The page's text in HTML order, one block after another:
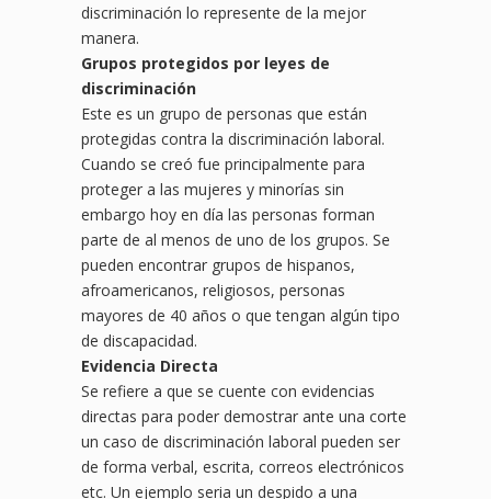
discriminación lo represente de la mejor
manera.
Grupos protegidos por leyes de
discriminación
Este es un grupo de personas que están
protegidas contra la discriminación laboral.
Cuando se creó fue principalmente para
proteger a las mujeres y minorías sin
embargo hoy en día las personas forman
parte de al menos de uno de los grupos. Se
pueden encontrar grupos de hispanos,
afroamericanos, religiosos, personas
mayores de 40 años o que tengan algún tipo
de discapacidad.
Evidencia Directa
Se refiere a que se cuente con evidencias
directas para poder demostrar ante una corte
un caso de discriminación laboral pueden ser
de forma verbal, escrita, correos electrónicos
etc. Un ejemplo seria un despido a una